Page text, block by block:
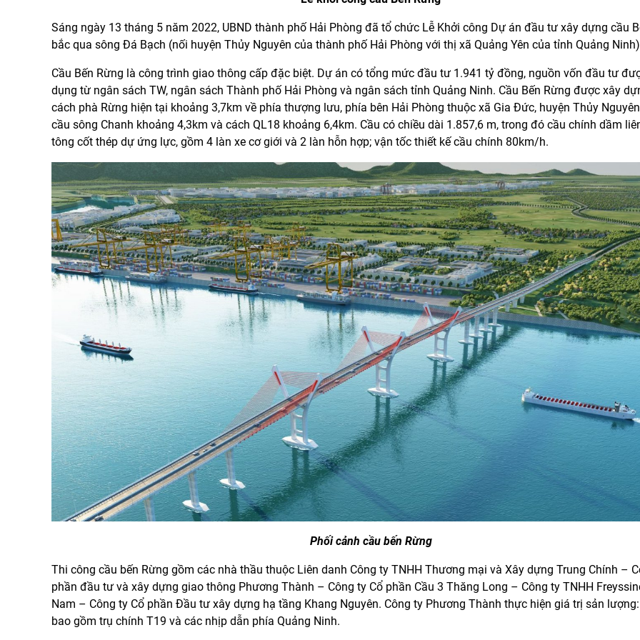
Sáng ngày 13 tháng 5 năm 2022, UBND thành phố Hải Phòng đã tổ chức Lễ Khởi công Dự án đầu tư xây dựng cầu
bắc qua sông Đá Bạch (nối huyện Thủy Nguyên của thành phố Hải Phòng với thị xã Quảng Yên của tỉnh Quảng
Cầu Bến Rừng là công trình giao thông cấp đặc biệt. Dự án có tổng mức đầu tư 1.941 tỷ đồng, nguồn vốn đầu tư
dụng từ ngân sách TW, ngân sách Thành phố Hải Phòng và ngân sách tỉnh Quảng Ninh. Cầu Bến Rừng được xây
cách phà Rừng hiện tại khoảng 3,7km về phía thượng lưu, phía bên Hải Phòng thuộc xã Gia Đức, huyện Thủy
cầu sông Chanh khoảng 4,3km và cách QL18 khoảng 6,4km. Cầu có chiều dài 1.857,6 m, trong đó cầu chính dầm
tông cốt thép dự ứng lực, gồm 4 làn xe cơ giới và 2 làn hỗn hợp; vận tốc thiết kế cầu chính 80km/h.
Phối cảnh cầu bến Rừng
Thi công cầu bến Rừng gồm các nhà thầu thuộc Liên danh Công ty TNHH Thương mại và Xây dựng Trung Chính –
phần đầu tư và xây dựng giao thông Phương Thành – Công ty Cổ phần Cầu 3 Thăng Long – Công ty TNHH
Nam – Công ty Cổ phần Đầu tư xây dựng hạ tầng Khang Nguyên. Công ty Phương Thành thực hiện giá trị sản
bao gồm trụ chính T19 và các nhịp dẫn phía Quảng Ninh.